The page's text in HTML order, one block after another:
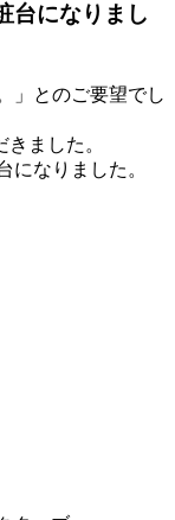
台になりまし
」とのご要望でし
ました。
になりました。